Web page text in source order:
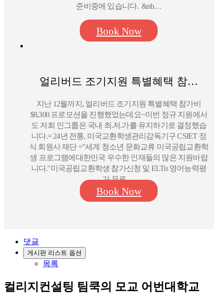
준비중에 있습니다. &nb…
Book Now
얼리버드 조기지원 특별혜택 참…
지난 12월까지, 얼리버드 조기지원 특별혜택 참가비
$8,300 프로모션을 진행했었는데요~이번 정규 지원에서
도 저희 인그룹은 국내 최.저.가를 유지하기로 결정했습
니다.​= ​24년 전통, 미국교환학생관리감독기구 CSIET 정
식 회원사 재단 ="세계 청소년 문화교류 미국공립교환학
생 프로그램에대한민국 우수한 인재들의 많은 지원바랍
니다."​미국공립교환학생 참가신청 및 ELTis 영어능력평
가 무료 …
Book Now
댓글
게시판 리스트 옵션
목록
컬리지컨설팅 팀쿡의 모교 어번대학교